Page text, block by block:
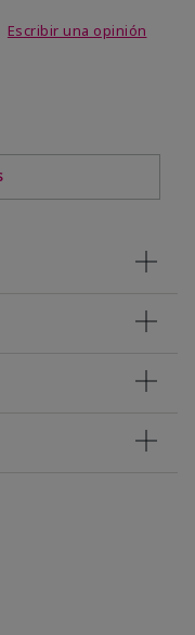
Escribir una opinión